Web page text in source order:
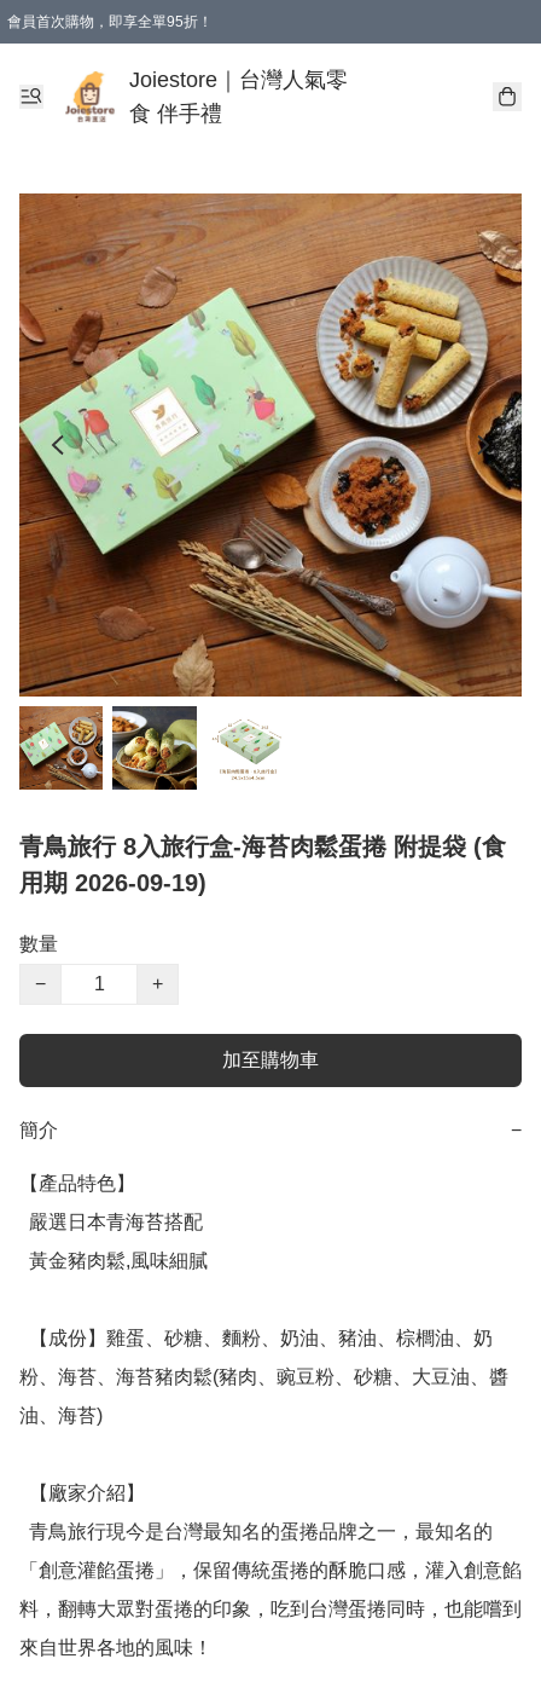
會員首次購物，即享全單95折！
購物滿 HKD 350.00即享免運費優惠！（適用於 本地送貨、本地取貨 )
Joiestore｜台灣人氣零
食 伴手禮
青鳥旅行 8入旅行盒-海苔肉鬆蛋捲 附提袋 (食
用期 2026-09-19)
數量
−
+
加至購物車
簡介 −
【產品特色】
粉、海苔、海苔豬肉鬆(豬肉、豌豆粉、砂糖、大豆油、醬
油、海苔)
「創意灌餡蛋捲」，保留傳統蛋捲的酥脆口感，灌入創意餡
料，翻轉大眾對蛋捲的印象，吃到台灣蛋捲同時，也能嚐到
來自世界各地的風味！